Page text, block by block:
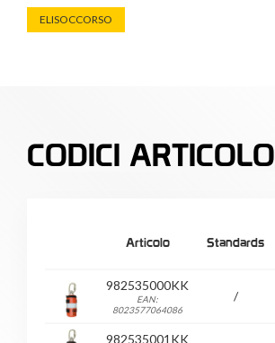
ELISOCCORSO
CODICI ARTICOLO
Articolo Standards
982535000KK
EAN:
8023577064086
/
982535001KK